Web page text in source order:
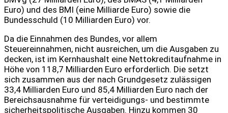
Euro) und des BMI (eine Milliarde Euro) sowie die
Bundesschuld (10 Milliarden Euro) vor.
Da die Einnahmen des Bundes, vor allem
Steuereinnahmen, nicht ausreichen, um die Ausgaben zu
decken, ist im Kernhaushalt eine Nettokreditaufnahme in
Höhe von 118,7 Milliarden Euro erforderlich. Die setzt
sich zusammen aus der nach Grundgesetz zulässigen
33,4 Milliarden Euro und 85,4 Milliarden Euro nach der
Bereichsausnahme für verteidigungs- und bestimmte
sicherheitspolitische Ausgaben. Hinzu kommen 30